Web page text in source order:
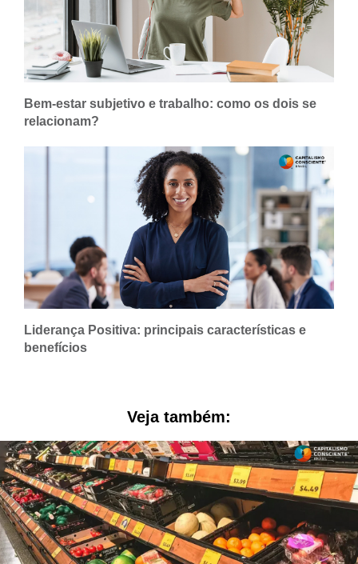
Bem-estar subjetivo e trabalho: como os dois se
relacionam?
Liderança Positiva: principais características e
benefícios
Veja também: